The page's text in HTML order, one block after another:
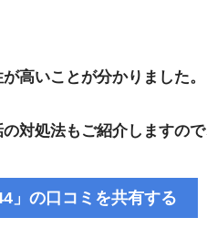
高いことが分かりました。
対処法もご紹介しますの
」の口コミを共有する